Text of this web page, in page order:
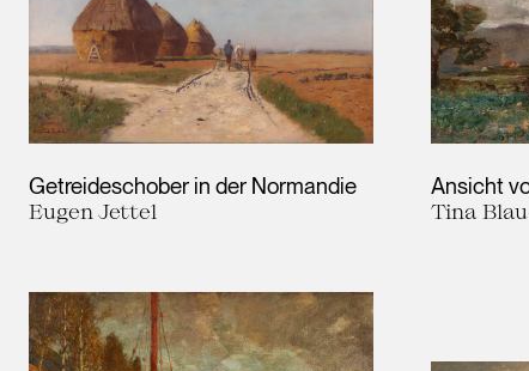
Getreideschober in der Normandie
Eugen Jettel
Ansicht
Tina